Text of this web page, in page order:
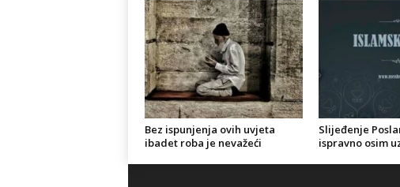
Bez ispunjenja ovih uvjeta
ibadet roba je nevažeći
Slijeđenje
ispravno osim